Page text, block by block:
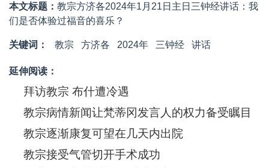
本文标题： 教宗方济各2024年1月21日主日三钟经讲话：我
们是否体验过福音的喜乐？
关键词： 教宗 方济各 2024年 三钟经 讲话
延伸阅读：
拜访教宗 布什遭冷遇
教宗病情新闻让梵蒂冈发言人的权力备受瞩目
教宗逐渐康复可望在几天内出院
教宗接受气管切开手术成功